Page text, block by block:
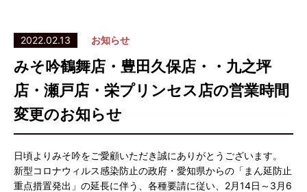
2022.02.13 お知らせ
みそ吟鶴舞店・豊田久保店・・九之坪
店・瀬戸店・栄プリンセス店の営業時間
変更のお知らせ
日頃よりみそ吟をご愛顧いただき誠にありがとうございます。
新型コロナウィルス感染防止の政府・愛知県からの「まん延防止
重点措置発出」の延長に伴う、各種要請に従い、2月14日～3月6